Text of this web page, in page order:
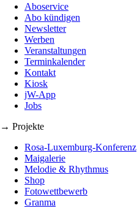
Aboservice
Abo kündigen
Newsletter
Werben
Veranstaltungen
Terminkalender
Kontakt
Kiosk
jW-App
Jobs
→ Projekte
Rosa-Luxemburg-Konferenz
Maigalerie
Melodie & Rhythmus
Shop
Fotowettbewerb
Granma